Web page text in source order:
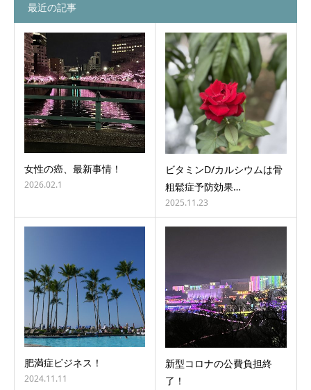
最近の記事
女性の癌、最新事情！
2026.02.1
ビタミンD/カルシウムは骨
粗鬆症予防効果…
2025.11.23
肥満症ビジネス！
2024.11.11
新型コロナの公費負担終
了！